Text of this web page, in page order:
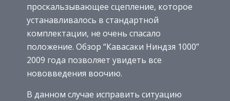
проскальзывающее сцепление, которое
устанавливалось в стандартной
комплектации, не очень спасало
положение. Обзор “Кавасаки Ниндзя 1000”
2009 года позволяет увидеть все
нововведения воочию.
В данном случае исправить ситуацию